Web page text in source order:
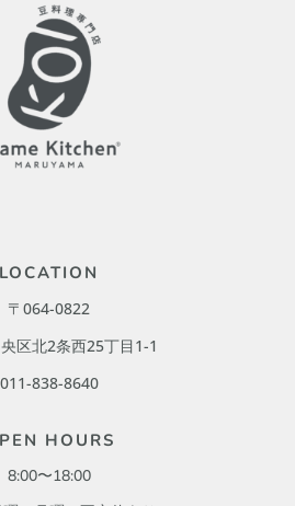
LOCATION
〒064-0822
区北2条西25丁目1-1
011-838-8640
HOURS
8:00〜18:00